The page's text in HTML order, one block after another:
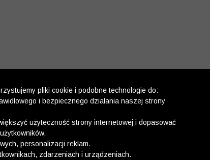
pliki cookie i podobne technologie do:
i bezpiecznego działania naszej strony
użyteczność strony internetowej i dopasować
personalizacji reklam.
zdarzeniach i urządzeniach.